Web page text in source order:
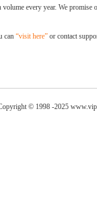
every year. We promise
can “visit here” or contact
© 1998 -2025